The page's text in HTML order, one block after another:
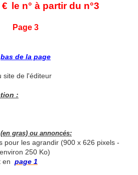
le n° à partir du n°3
Page 3
bas de la page
site de l'éditeur
:
gras) ou annoncés:
pour les agrandir (900 x 626 pixels -
environ 250 Ko)
en page 1